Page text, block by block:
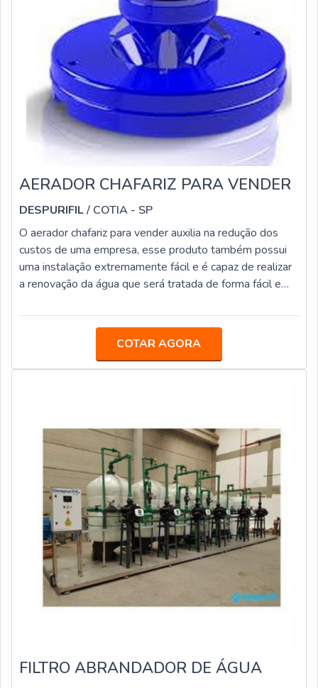
AERADOR CHAFARIZ PARA VENDER
DESPURIFIL/ COTIA - SP
O aerador chafariz para vender auxilia na redução dos
custos de uma empresa, esse produto também possui
uma instalação extremamente fácil e é capaz de realizar
a renovação da água que será tratada de forma fácil e
material.O material é fundamental no uso industrial,
são utilizados para várias atividades, como:
Resfriamento; Oxidação de ferro; Misturar efluentes;
COTAR AGORA
FILTRO ABRANDADOR DE ÁGUA